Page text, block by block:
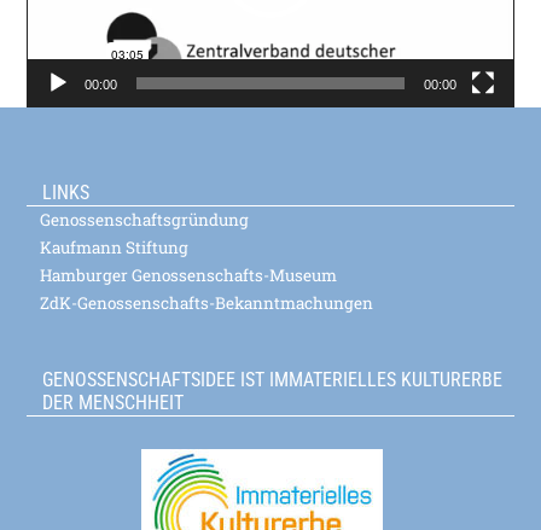
00:00 00:00
LINKS
Genossenschaftsgründung
Kaufmann Stiftung
Hamburger Genossenschafts-Museum
ZdK-Genossenschafts-Bekanntmachungen
GENOSSENSCHAFTSIDEE IST IMMATERIELLES KULTURERBE
DER MENSCHHEIT